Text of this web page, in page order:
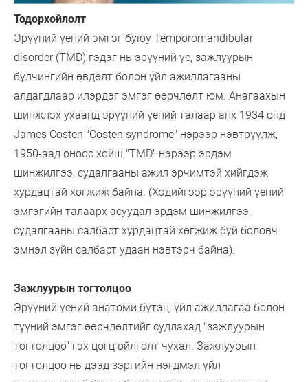
Тодорхойлолт
Эрүүний үений эмгэг буюу Temporomandibular
disorder (TMD) гэдэг нь эрүүний үе, зажлуурын
булчингийн өвдөлт болон үйл ажиллагааны
алдагдлаар илэрдэг эмгэг өөрчлөлт юм. Анагаахын
шинжлэх ухаанд эрүүний үений талаар анх 1934 онд
James Costen "Costen syndrome" нэрээр нэвтрүүлж,
1950-аад оноос хойш "TMD" нэрээр эрдэм
шинжилгээ, судалгааны ажил эрчимтэй хийгдэж,
хурдацтай хөгжиж байна. (Хэдийгээр эрүүний үений
эмгэгийн талаарх асуудал эрдэм шинжилгээ,
судалгааны салбарт хурдацтай хөгжиж буй боловч
эмнэл зүйн салбарт удаан нэвтэрч байна).
Зажлуурын тогтолцоо
Эрүүний үений анатоми бүтэц, үйл ажиллагаа болон
түүний эмгэг өөрчлөлтийг судлахад "зажлуурын
тогтолцоо" гэх цогц ойлголт чухал. Зажлуурын
тогтолцоо нь дээд зэргийн нэгдмэл үйл